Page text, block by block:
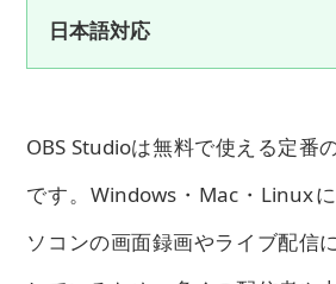
日本語対応
OBS Studioは無料で使える定番
です。Windows・Mac・Linux
ソコンの画面録画やライブ配信